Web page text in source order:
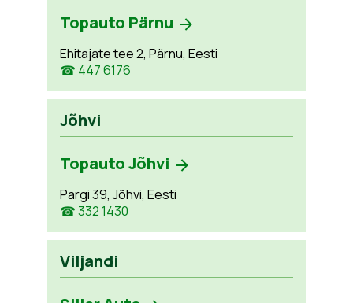
Topauto Pärnu
Ehitajate tee 2, Pärnu, Eesti
☎ 447 6176
Jõhvi
Topauto Jõhvi
Pargi 39, Jõhvi, Eesti
☎ 332 1430
Viljandi